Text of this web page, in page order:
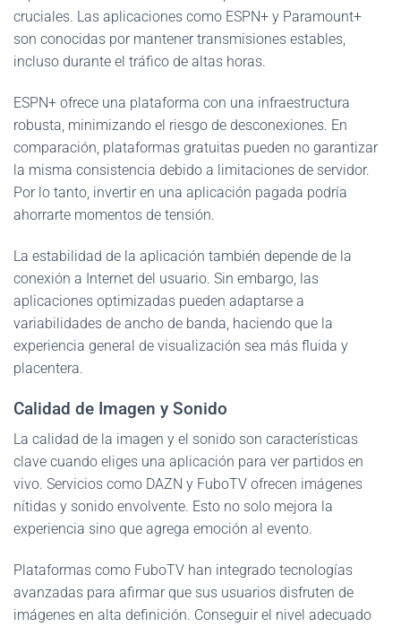
cruciales. Las aplicaciones como ESPN+ y Paramount+
son conocidas por mantener transmisiones estables,
incluso durante el tráfico de altas horas.
ESPN+ ofrece una plataforma con una infraestructura
robusta, minimizando el riesgo de desconexiones. En
comparación, plataformas gratuitas pueden no garantizar
la misma consistencia debido a limitaciones de servidor.
Por lo tanto, invertir en una aplicación pagada podría
ahorrarte momentos de tensión.
La estabilidad de la aplicación también depende de la
conexión a Internet del usuario. Sin embargo, las
aplicaciones optimizadas pueden adaptarse a
variabilidades de ancho de banda, haciendo que la
experiencia general de visualización sea más fluida y
placentera.
Calidad de Imagen y Sonido
La calidad de la imagen y el sonido son características
clave cuando eliges una aplicación para ver partidos en
vivo. Servicios como DAZN y FuboTV ofrecen imágenes
nítidas y sonido envolvente. Esto no solo mejora la
experiencia sino que agrega emoción al evento.
Plataformas como FuboTV han integrado tecnologías
avanzadas para afirmar que sus usuarios disfruten de
imágenes en alta definición. Conseguir el nivel adecuado